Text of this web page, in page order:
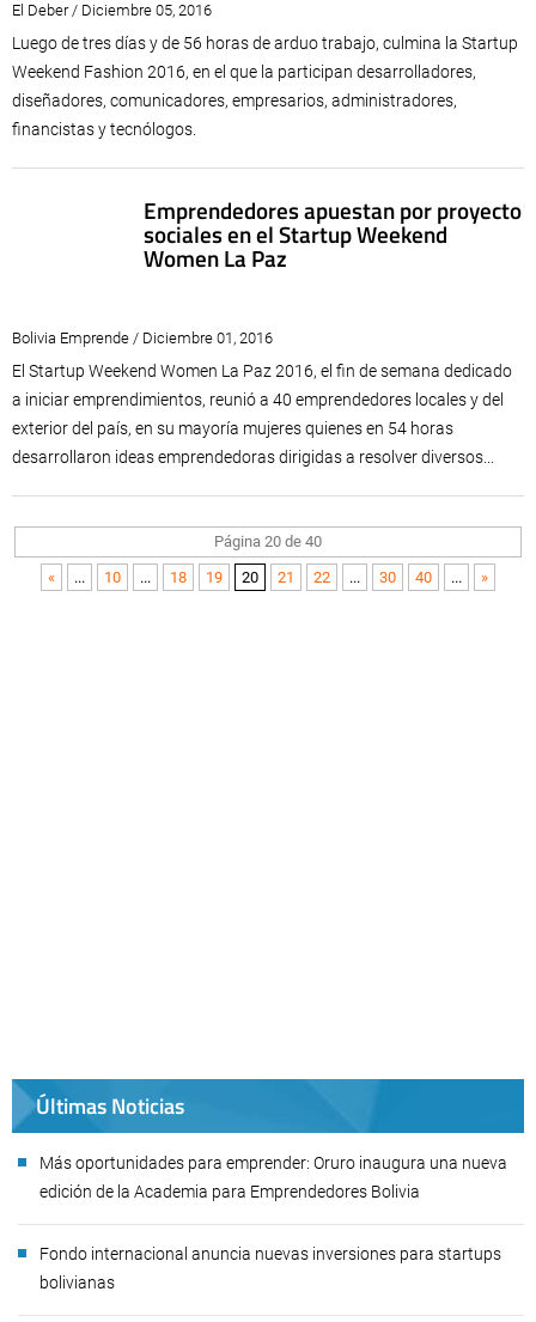
El Deber / Diciembre 05, 2016
Luego de tres días y de 56 horas de arduo trabajo, culmina la Startup
Weekend Fashion 2016, en el que la participan desarrolladores,
diseñadores, comunicadores, empresarios, administradores,
financistas y tecnólogos.
Emprendedores apuestan por proyecto
sociales en el Startup Weekend
Women La Paz
Bolivia Emprende / Diciembre 01, 2016
El Startup Weekend Women La Paz 2016, el fin de semana dedicado
a iniciar emprendimientos, reunió a 40 emprendedores locales y del
exterior del país, en su mayoría mujeres quienes en 54 horas
desarrollaron ideas emprendedoras dirigidas a resolver diversos...
Página 20 de 40
«
... 10 ... 18 19 20 21 22 ... 30 40 ... »
Últimas Noticias
Más oportunidades para emprender: Oruro inaugura una nueva
edición de la Academia para Emprendedores Bolivia
Fondo internacional anuncia nuevas inversiones para startups
bolivianas